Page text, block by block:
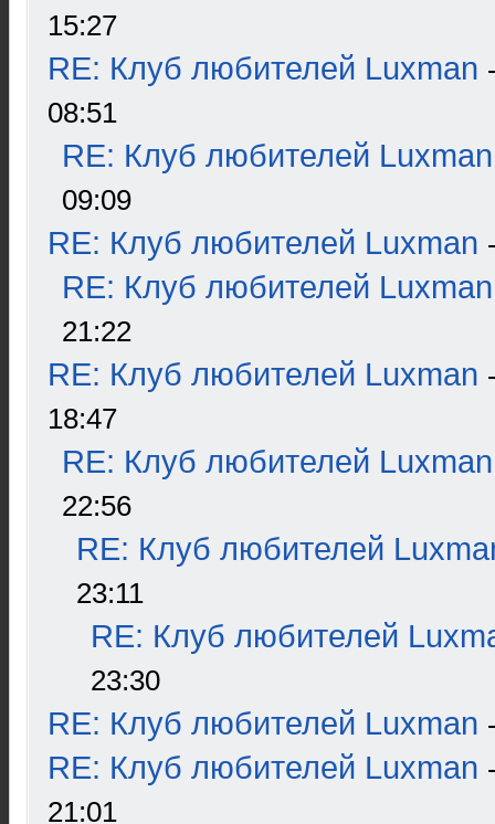
15:27
RE: Клуб любителей Luxman
08:51
RE: Клуб любителей Luxman
09:09
RE: Клуб любителей Luxman
RE: Клуб любителей Luxman
21:22
RE: Клуб любителей Luxman
18:47
RE: Клуб любителей Luxman
22:56
RE: Клуб любителей
23:11
RE: Клуб любителей
23:30
RE: Клуб любителей Luxman
RE: Клуб любителей Luxman
21:01